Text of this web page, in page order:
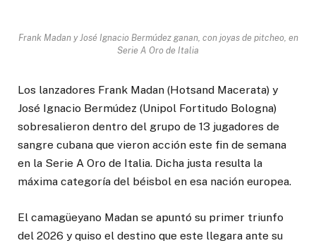
Frank Madan y José Ignacio Bermúdez ganan, con joyas de pitcheo, en
Serie A Oro de Italia
Los lanzadores Frank Madan (Hotsand Macerata) y
José Ignacio Bermúdez (Unipol Fortitudo Bologna)
sobresalieron dentro del grupo de 13 jugadores de
sangre cubana que vieron acción este fin de semana
en la Serie A Oro de Italia. Dicha justa resulta la
máxima categoría del béisbol en esa nación europea.
El camagüeyano Madan se apuntó su primer triunfo
del 2026 y quiso el destino que este llegara ante su